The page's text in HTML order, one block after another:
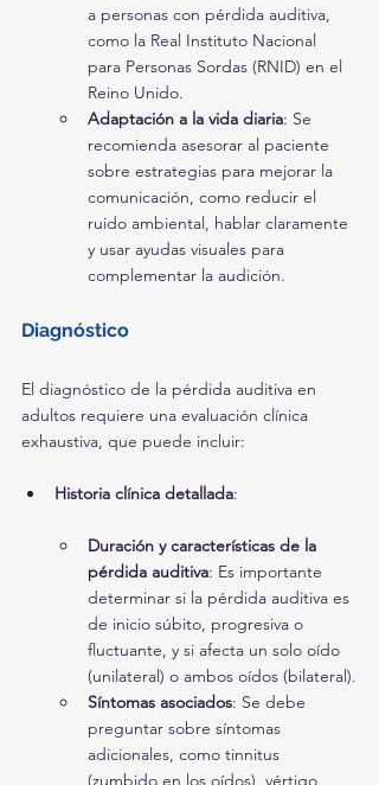
a personas con pérdida auditiva,
como la Real Instituto Nacional
para Personas Sordas (RNID) en el
Reino Unido.
Adaptación a la vida diaria: Se
recomienda asesorar al paciente
sobre estrategias para mejorar la
comunicación, como reducir el
ruido ambiental, hablar claramente
y usar ayudas visuales para
complementar la audición.
Diagnóstico
El diagnóstico de la pérdida auditiva en
adultos requiere una evaluación clínica
exhaustiva, que puede incluir:
Historia clínica detallada:
Duración y características de la
pérdida auditiva: Es importante
determinar si la pérdida auditiva es
de inicio súbito, progresiva o
fluctuante, y si afecta un solo oído
(unilateral) o ambos oídos (bilateral).
Síntomas asociados: Se debe
preguntar sobre síntomas
adicionales, como tinnitus
(zumbido en los oídos), vértigo,